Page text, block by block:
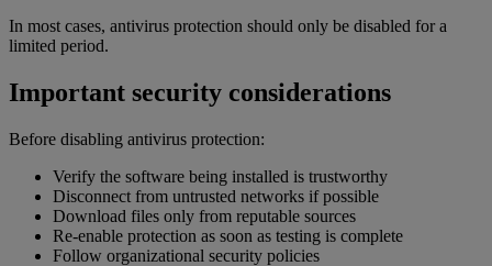
In most cases, antivirus protection should only be disabled for a
limited period.
Important security considerations
Before disabling antivirus protection:
Verify the software being installed is trustworthy
Disconnect from untrusted networks if possible
Download files only from reputable sources
Re-enable protection as soon as testing is complete
Follow organizational security policies